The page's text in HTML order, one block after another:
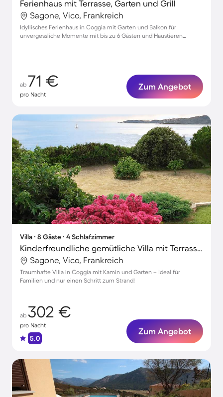
Ferienhaus mit Terrasse, Garten und Grill
Sagone, Vico, Frankreich
Idyllisches Ferienhaus in Coggia mit Garten und Balkon für
unvergessliche Momente mit bis zu 6 Gästen und Haustieren
ab 71 €
pro Nacht
Zum Angebot
Villa ∙ 8 Gäste ∙ 4 Schlafzimmer
Kinderfreundliche gemütliche Villa mit Terrasse, Garten und Grill | Neben dem Strand
Sagone, Vico, Frankreich
Traumhafte Villa in Coggia mit Kamin und Garten – Ideal für
Familien und nur einen Schritt zum Strand!
ab 302 €
pro Nacht
5.0
Zum Angebot